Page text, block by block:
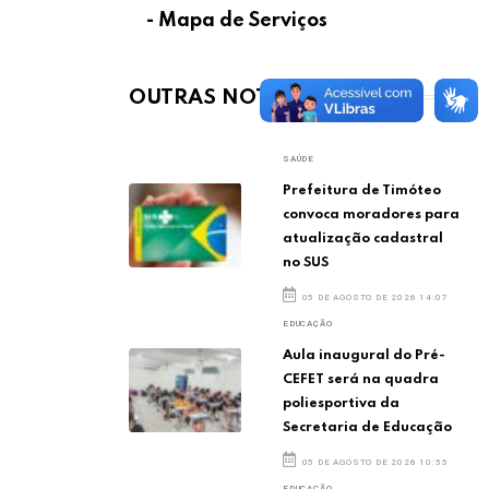
- Mapa de Serviços
OUTRAS NOTÍCIAS
SAÚDE
Prefeitura de Timóteo
convoca moradores para
atualização cadastral
no SUS
05 DE AGOSTO DE 2026 14:07
EDUCAÇÃO
Aula inaugural do Pré-
CEFET será na quadra
poliesportiva da
Secretaria de Educação
05 DE AGOSTO DE 2026 10:55